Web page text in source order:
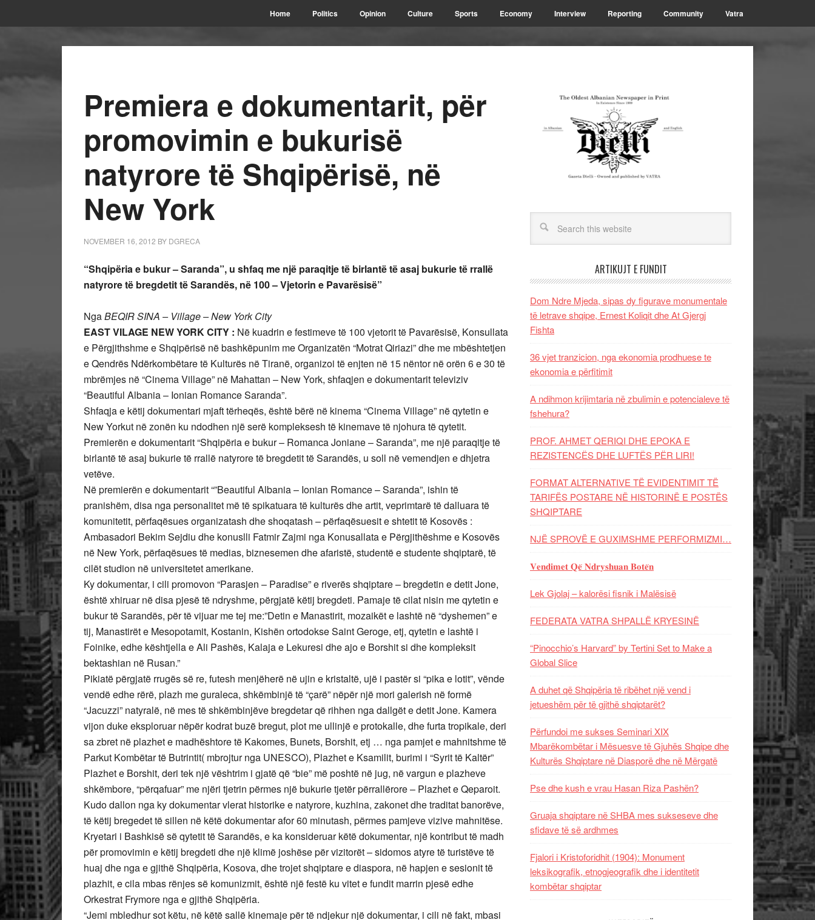
Home Politics Opinion Culture Sports Economy Interview Reporting Community Vatra
Premiera e dokumentarit, për
promovimin e bukurisë
natyrore të Shqipërisë, në
New York
NOVEMBER 16, 2012 BY DGRECA
“Shqipëria e bukur – Saranda”, u shfaq me një paraqitje të birlantë të asaj bukurie të rrallë
natyrore të bregdetit të Sarandës, në 100 – Vjetorin e Pavarësisë”
NgaBEQIR SINA – Village – New York City
EAST VILAGE NEW YORK CITY : Në kuadrin e festimeve të 100 vjetorit të Pavarësisë, Konsullata
e Përgjithshme e Shqipërisë në bashkëpunim me Organizatën “Motrat Qiriazi” dhe me mbështetjen
e Qendrës Ndërkombëtare të Kulturës në Tiranë, organizoi të enjten në 15 nëntor në orën 6 e 30 të
mbrëmjes në “Cinema Village” në Mahattan – New York, shfaqjen e dokumentarit televiziv
“Beautiful Albania – Ionian Romance Saranda”.
Shfaqja e këtij dokumentari mjaft tërheqës, është bërë në kinema “Cinema Village” në qytetin e
New Yorkut në zonën ku ndodhen një serë kompleksesh të kinemave të njohura të qytetit.
Premierën e dokumentarit “Shqipëria e bukur – Romanca Joniane – Saranda”, me një paraqitje të
birlantë të asaj bukurie të rrallë natyrore të bregdetit të Sarandës, u soll në vemendjen e dhjetra
vetëve.
Në premierën e dokumentarit “”Beautiful Albania – Ionian Romance – Saranda”, ishin të
pranishëm, disa nga personalitet më të spikatuara të kulturës dhe artit, veprimtarë të dalluara të
komunitetit, përfaqësues organizatash dhe shoqatash – përfaqësuesit e shtetit të Kosovës :
Ambasadori Bekim Sejdiu dhe konuslli Fatmir Zajmi nga Konusallata e Përgjithëshme e Kosovës
në New York, përfaqësues të medias, biznesemen dhe afaristë, studentë e studente shqiptarë, të
cilët studion në universitetet amerikane.
Ky dokumentar, i cili promovon “Parasjen – Paradise” e riverës shqiptare – bregdetin e detit Jone,
është xhiruar në disa pjesë të ndryshme, përgjatë këtij bregdeti. Pamaje të cilat nisin me qytetin e
bukur të Sarandës, për të vijuar me tej me:”Detin e Manastirit, mozaikët e lashtë në “dyshemen” e
tij, Manastirët e Mesopotamit, Kostanin, Kishën ortodokse Saint Geroge, etj, qytetin e lashtë i
Foinike, edhe kështjella e Ali Pashës, Kalaja e Lekuresi dhe ajo e Borshit si dhe kompleksit
bektashian në Rusan.”
Pikiatë përgjatë rrugës së re, futesh menjëherë në ujin e kristaltë, ujë i pastër si “pika e lotit”, vënde
vendë edhe rërë, plazh me guraleca, shkëmbinjë të “çarë” nëpër një mori galerish në formë
“Jacuzzi” natyralë, në mes të shkëmbinjëve bregdetar që rihhen nga dallgët e detit Jone. Kamera
vijon duke eksploruar nëpër kodrat buzë bregut, plot me ullinjë e protokalle, dhe furta tropikale, deri
sa zbret në plazhet e madhështore të Kakomes, Bunets, Borshit, etj … nga pamjet e mahnitshme të
Parkut Kombëtar të Butrintit( mbrojtur nga UNESCO), Plazhet e Ksamilit, burimi i “Syrit të Kaltër”
Plazhet e Borshit, deri tek një vështrim i gjatë që “bie” më poshtë në jug, në vargun e plazheve
shkëmbore, “përqafuar” me njëri tjetrin përmes një bukurie tjetër përrallërore – Plazhet e Qeparoit.
Kudo dallon nga ky dokumentar vlerat historike e natyrore, kuzhina, zakonet dhe traditat banorëve,
të këtij bregedet të sillen në këtë dokumentar afor 60 minutash, përmes pamjeve vizive mahnitëse.
Kryetari i Bashkisë së qytetit të Sarandës, e ka konsideruar këtë dokumentar, një kontribut të madh
për promovimin e këtij bregdeti dhe një klimë joshëse për vizitorët – sidomos atyre të turistëve të
huaj dhe nga e gjithë Shqipëria, Kosova, dhe trojet shqiptare e diaspora, në hapjen e sesionit të
plazhit, e cila mbas rënjes së komunizmit, është një festë ku vitet e fundit marrin pjesë edhe
Orkestrat Frymore nga e gjithë Shqipëria.
“Jemi mbledhur sot këtu, në këtë sallë kinemaje për të ndjekur një dokumentar, i cili në fakt, mbasi
ARTIKUJT E FUNDIT
Dom Ndre Mjeda, sipas dy figurave monumentale
të letrave shqipe, Ernest Koliqit dhe At Gjergj
Fishta
36 vjet tranzicion, nga ekonomia prodhuese te
ekonomia e përfitimit
A ndihmon krijimtaria në zbulimin e potencialeve të
fshehura?
PROF. AHMET QERIQI DHE EPOKA E
REZISTENCЁS DHE LUFTЁS PЁR LIRI!
FORMAT ALTERNATIVE TË EVIDENTIMIT TË
TARIFËS POSTARE NË HISTORINË E POSTËS
SHQIPTARE
NJË SPROVË E GUXIMSHME PERFORMIZMI…
𝐕𝐞𝐧𝐝𝐢𝐦𝐞𝐭 𝐐𝐞̈ 𝐍𝐝𝐫𝐲𝐬𝐡𝐮𝐚𝐧 𝐁𝐨𝐭𝐞̈𝐧
Lek Gjolaj – kalorësi fisnik i Malësisë
FEDERATA VATRA SHPALLË KRYESINË
“Pinocchio’s Harvard” by Tertini Set to Make a
Global Slice
A duhet që Shqipëria të ribëhet një vend i
jetueshëm për të gjithë shqiptarët?
Përfundoi me sukses Seminari XIX
Mbarëkombëtar i Mësuesve të Gjuhës Shqipe dhe
Kulturës Shqiptare në Diasporë dhe në Mërgatë
Pse dhe kush e vrau Hasan Riza Pashën?
Gruaja shqiptare në SHBA mes sukseseve dhe
sfidave të së ardhmes
Fjalori i Kristoforidhit (1904): Monument
leksikografik, etnogjeografik dhe i identitetit
kombëtar shqiptar